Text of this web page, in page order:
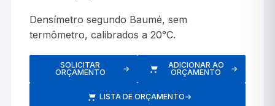
Densímetro segundo Baumé, sem
termômetro, calibrados a 20°C.
SOLICITAR
ORÇAMENTO
→
ADICIONAR AO
ORÇAMENTO
→
LISTA DE ORÇAMENTO→